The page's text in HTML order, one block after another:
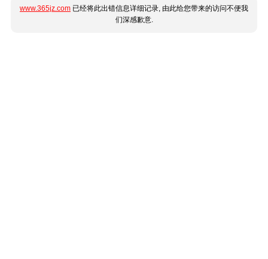
www.365jz.com 已经将此出错信息详细记录, 由此给您带来的访问不便我
们深感歉意.